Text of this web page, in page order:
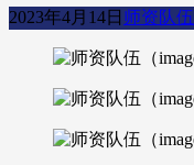
2023年4月14日 师资队伍